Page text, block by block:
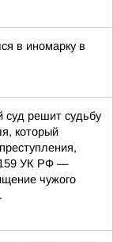
в иномарку в
суд решит судьбу
который
159 УК РФ —
чужого